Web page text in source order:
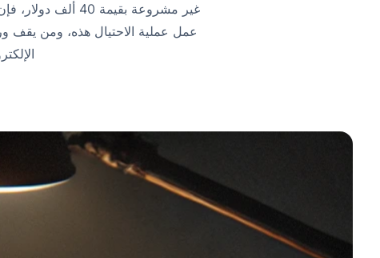
غير مشروعة
عمل عملية الاحتيال هذه، ومن يقف